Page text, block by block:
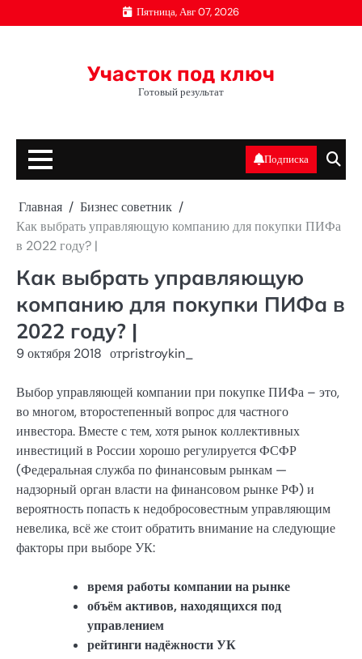
к
Пятница, Авг 07, 2026
Участок под ключ
Готовый результат
Подписка
Главная
Бизнес советник
Как выбрать управляющую компанию для покупки ПИФа
в 2022 году? |
Как выбрать управляющую
компанию для покупки ПИФа в
2022 году? |
9 октября 2018 отpristroykin_
Выбор управляющей компании при покупке ПИФа – это,
во многом, второстепенный вопрос для частного
инвестора. Вместе с тем, хотя рынок коллективных
инвестиций в России хорошо регулируется ФСФР
(Федеральная служба по финансовым рынкам —
надзорный орган власти на финансовом рынке РФ) и
вероятность попасть к недобросовестным управляющим
невелика, всё же стоит обратить внимание на следующие
факторы при выборе УК:
время работы компании на рынке
объём активов, находящихся под
управлением
рейтинги надёжности УК